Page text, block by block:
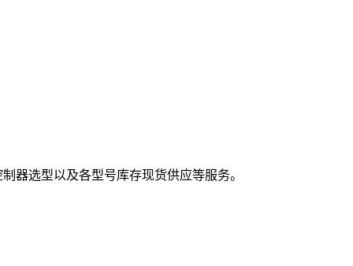
器选型以及各型号库存现货供应等服务。